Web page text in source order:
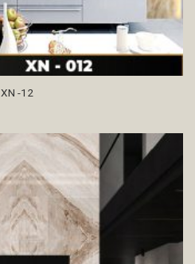
XN -12